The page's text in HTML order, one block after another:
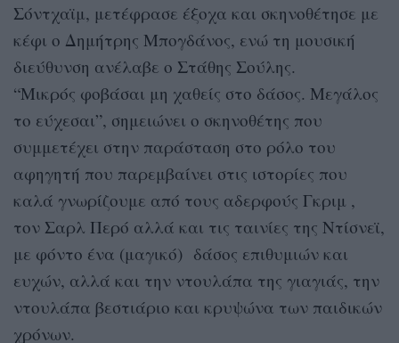
Σόντχαϊμ, μετέφρασε έξοχα και σκηνοθέτησε με
κέφι ο Δημήτρης Μπογδάνος, ενώ τη μουσική
διεύθυνση ανέλαβε ο Στάθης Σούλης.
“Μικρός φοβάσαι μη χαθείς στο δάσος. Μεγάλος
το εύχεσαι”, σημειώνει ο σκηνοθέτης που
συμμετέχει στην παράσταση στο ρόλο του
αφηγητή που παρεμβαίνει στις ιστορίες που
καλά γνωρίζουμε από τους αδερφούς Γκριμ ,
τον Σαρλ Περό αλλά και τις ταινίες της Ντίσνεϊ,
με φόντο ένα (μαγικό) δάσος επιθυμιών και
ευχών, αλλά και την ντουλάπα της γιαγιάς, την
ντουλάπα βεστιάριο και κρυψώνα των παιδικών
χρόνων.